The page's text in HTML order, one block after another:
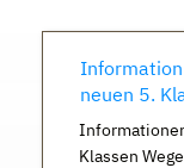
neuen 5.
Klassen